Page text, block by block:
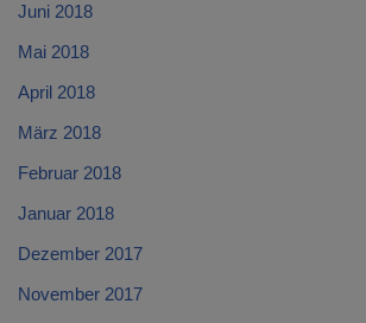
Juni 2018
Mai 2018
April 2018
März 2018
Februar 2018
Januar 2018
Dezember 2017
November 2017